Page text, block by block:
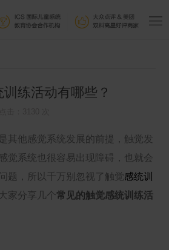
练活动有哪些？
其他感觉系统发展的前提，触觉发
觉系统也很容易出现障碍，也就会
题，所以千万别忽视了触觉感统训
家分享几个常见的触觉感统训练活